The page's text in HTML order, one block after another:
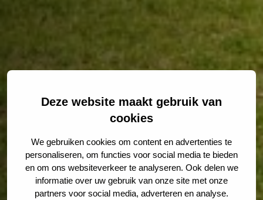
Deze website maakt gebruik van
cookies
We gebruiken cookies om content en advertenties te
personaliseren, om functies voor social media te bieden
en om ons websiteverkeer te analyseren. Ook delen we
informatie over uw gebruik van onze site met onze
partners voor social media, adverteren en analyse.